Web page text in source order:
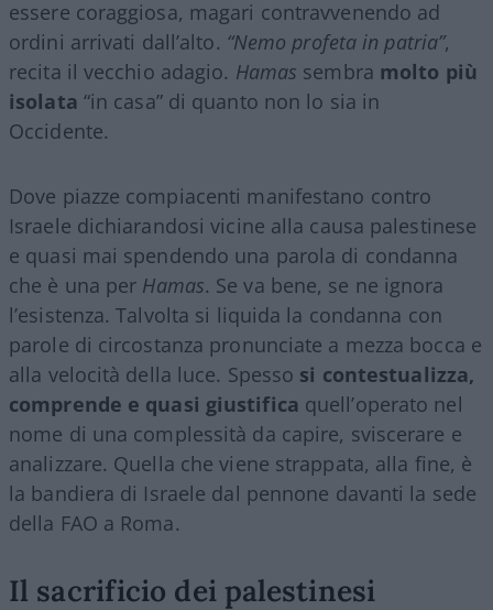
essere coraggiosa, magari contravvenendo ad
ordini arrivati dall’alto. “Nemo profeta in patria”,
recita il vecchio adagio. Hamas sembra molto più
isolata “in casa” di quanto non lo sia in
Occidente.
Dove piazze compiacenti manifestano contro
Israele dichiarandosi vicine alla causa palestinese
e quasi mai spendendo una parola di condanna
che è una per Hamas. Se va bene, se ne ignora
l’esistenza. Talvolta si liquida la condanna con
parole di circostanza pronunciate a mezza bocca e
alla velocità della luce. Spesso si contestualizza,
comprende e quasi giustifica quell’operato nel
nome di una complessità da capire, sviscerare e
analizzare. Quella che viene strappata, alla fine, è
la bandiera di Israele dal pennone davanti la sede
della FAO a Roma.
Il sacrificio dei palestinesi